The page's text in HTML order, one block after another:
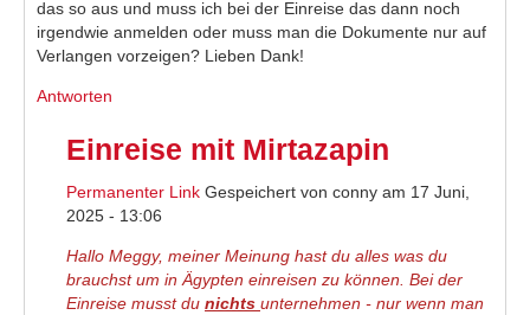
das so aus und muss ich bei der Einreise das dann noch
irgendwie anmelden oder muss man die Dokumente nur auf
Verlangen vorzeigen? Lieben Dank!
Antworten
Einreise mit Mirtazapin
Permanenter Link Gespeichert von conny am 17 Juni,
2025 - 13:06
Hallo Meggy, meiner Meinung hast du alles was du
brauchst um in Ägypten einreisen zu können. Bei der
Einreise musst du nichts unternehmen - nur wenn man